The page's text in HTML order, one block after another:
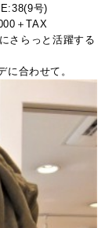
号)
＋TAX
さらっと活躍する
に合わせて。